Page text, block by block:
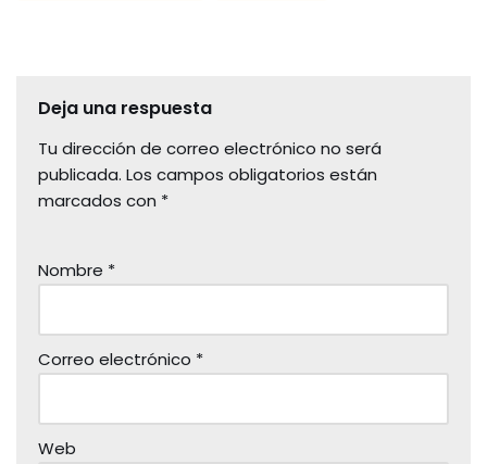
Deja una respuesta
Tu dirección de correo electrónico no será
publicada. Los campos obligatorios están
marcados con *
Nombre *
Correo electrónico *
Web